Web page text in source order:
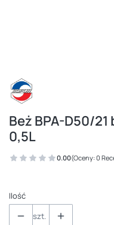
Beż BPA-D50/
0,5L
0.00(Oceny: 0
Ilość
szt.